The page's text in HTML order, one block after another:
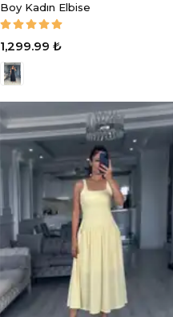
Boy Kadın Elbise
1,299.99 ₺